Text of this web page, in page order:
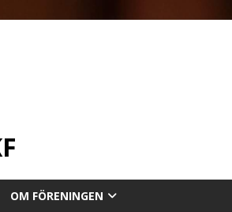
OM FÖRENINGEN